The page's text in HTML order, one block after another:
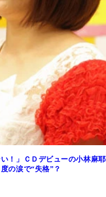
！」ＣＤデビューの小林麻耶
の涙で“失格”？